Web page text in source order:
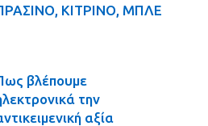
ΚΙΤΡΙΝΟ, ΜΠΛΕ
βλέπουμε
την
αξία